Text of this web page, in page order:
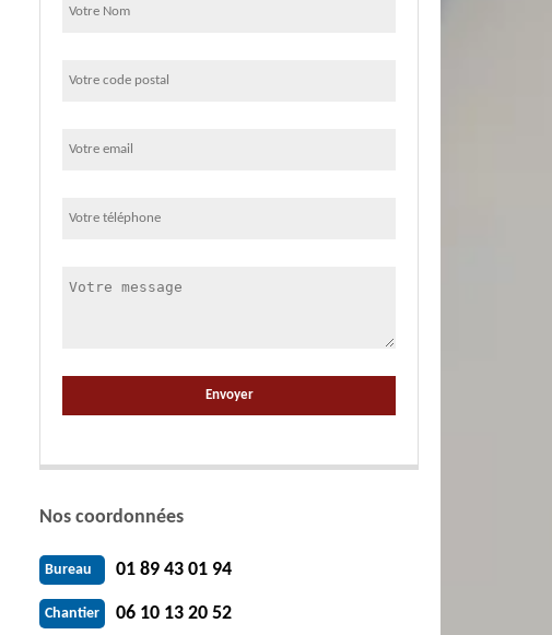
Nos coordonnées
Bureau 01 89 43 01 94
Chantier 06 10 13 20 52